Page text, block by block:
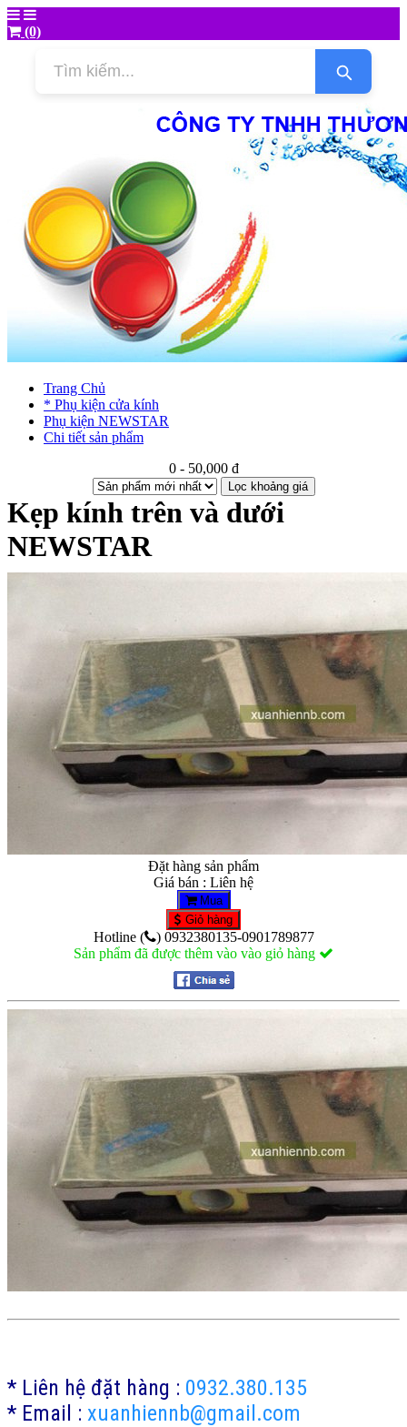
(0)
Trang Chủ
* Phụ kiện cửa kính
Phụ kiện NEWSTAR
Chi tiết sản phẩm
0 - 50,000 đ
Lọc khoảng giá
Kẹp kính trên và dưới
NEWSTAR
Đặt hàng sản phẩm
Giá bán : Liên hệ
Mua
Giỏ hàng
Hotline (
) 0932380135-0901789877
Sản phẩm đã được thêm vào vào giỏ hàng
* Liên hệ đặt hàng : 0932.380.135
* Email : xuanhiennb@gmail.com